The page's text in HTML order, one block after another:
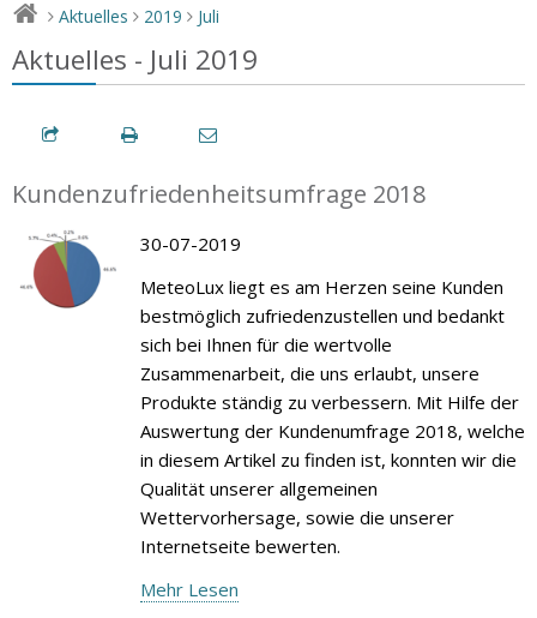
> Aktuelles > 2019 > Juli
Aktuelles - Juli 2019
Kundenzufriedenheitsumfrage 2018
30-07-2019
MeteoLux liegt es am Herzen seine Kunden
bestmöglich zufriedenzustellen und bedankt
sich bei Ihnen für die wertvolle
Zusammenarbeit, die uns erlaubt, unsere
Produkte ständig zu verbessern. Mit Hilfe der
Auswertung der Kundenumfrage 2018, welche
in diesem Artikel zu finden ist, konnten wir die
Qualität unserer allgemeinen
Wettervorhersage, sowie die unserer
Internetseite bewerten.
Mehr Lesen